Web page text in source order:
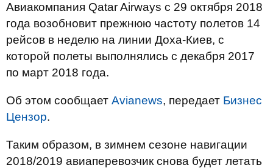
Авиакомпания Qatar Airways с 29 октября 2018
года возобновит прежнюю частоту полетов 14
рейсов в неделю на линии Доха-Киев, с
которой полеты выполнялись с декабря 2017
по март 2018 года.
Об этом сообщает Аvianews, передает Бизнес
Цензор.
Таким образом, в зимнем сезоне навигации
2018/2019 авиаперевозчик снова будет летать